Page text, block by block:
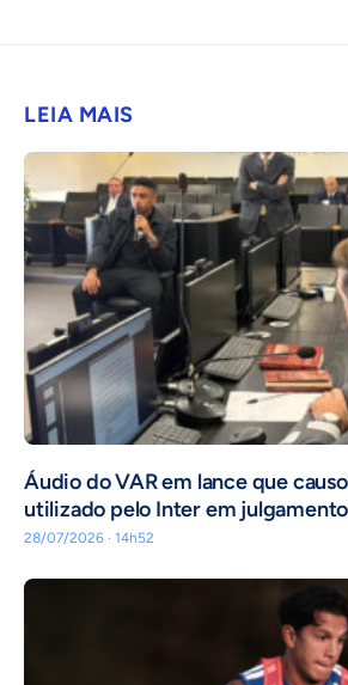
LEIA MAIS
Áudio do VAR em lance que
utilizado pelo Inter em
28/07/2026 · 14h52